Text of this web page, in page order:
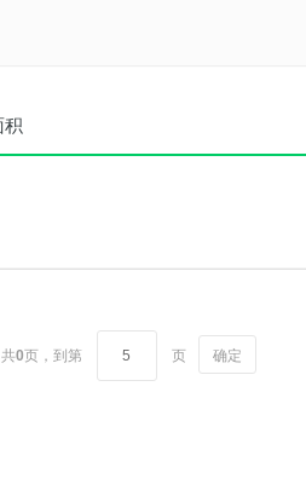
积
共0页， 到第 页 确定